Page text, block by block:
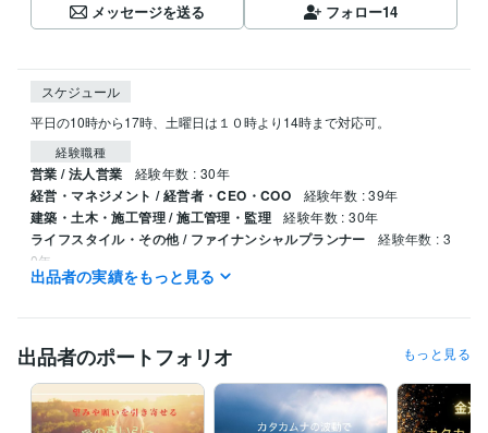
メッセージを送る
フォロー14
スケジュール
平日の10時から17時、土曜日は１０時より14時まで対応可。
経験職種
営業 / 法人営業 経験年数 : 30年
経営・マネジメント / 経営者・CEO・COO 経験年数 : 39年
建築・土木・施工管理 / 施工管理・監理 経験年数 : 30年
ライフスタイル・その他 / ファイナンシャルプランナー
経験年数 : 3
0年
株式会社エレクトロンコミュニティ 1995年4月 ~ 現在
受賞歴
中小企業創造活動促進法（快適環境を促進する素材及び適合法） カ
タカムナ講座、イヤシロチ化講座
出品者の実績をもっと見る
出品者のポートフォリオ もっと見る